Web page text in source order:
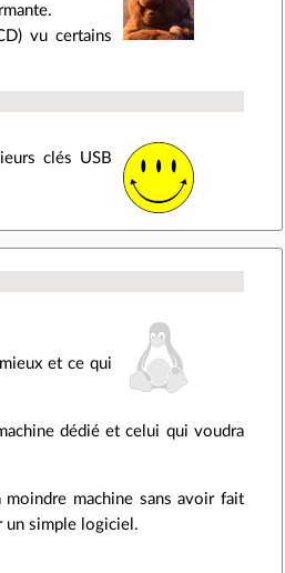
vu certains
clés USB
et ce qui
dédié et celui qui voudra
machine sans avoir fait
un simple logiciel.